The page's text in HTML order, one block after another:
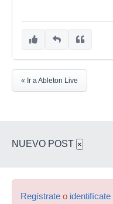
« Ir a Ableton Live
NUEVO POST ×
Regístrate o identifícate